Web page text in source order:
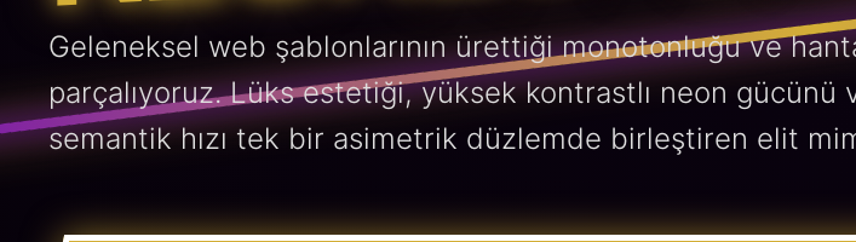
Geleneksel web şablonlarının ürettiği monotonluğu ve
parçalıyoruz. Lüks estetiği, yüksek kontrastlı neon gücünü
semantik hızı tek bir asimetrik düzlemde birleştiren elit